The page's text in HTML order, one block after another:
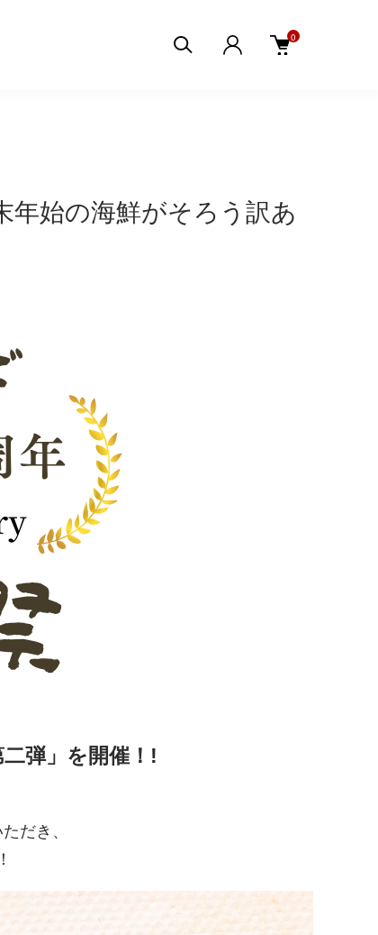
0
年始の海鮮がそろう訳あ
弾」を開催！!
だき、